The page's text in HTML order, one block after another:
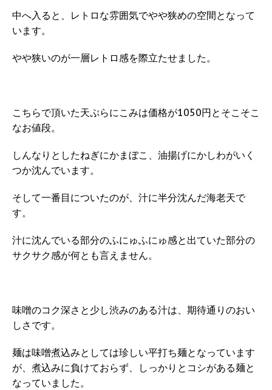
中へ入ると、レトロな雰囲気でやや狭めの空間となって
います。
やや狭いのが一層レトロ感を際立たせました。
こちらで頂いた天ぷらにこみは価格が1050円とそこそこ
なお値段。
しんなりとしたねぎにかまぼこ、油揚げにかしわがいく
つか沈んでいます。
そして一番目についたのが、汁に半分沈んだ海老天で
す。
汁に沈んでいる部分のふにゅふにゅ感と出ていた部分の
サクサク感が何とも言えません。
味噌のコク深さと少し渋みのある汁は、期待通りのおい
しさです。
麺は味噌煮込みとしては珍しい平打ち麺となっています
が、煮込みに負けておらず、しっかりとコシがある麺と
なっていました。